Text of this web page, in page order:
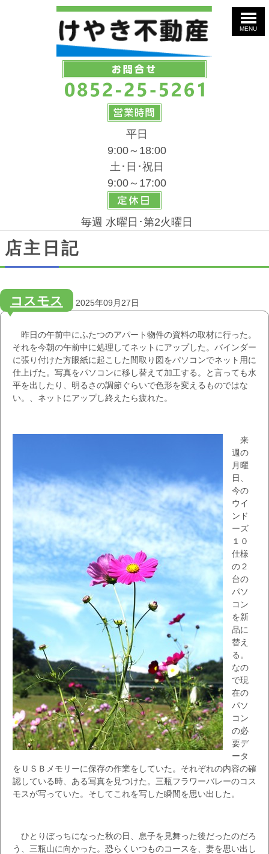
MENU
平日
9:00～18:00
土･日･祝日
9:00～17:00
毎週 水曜日･第2火曜日
店主日記
コスモス 2025年09月27日
昨日の午前中にふたつのアパート物件の資料の取材に行った。
それを今朝の午前中に処理してネットにアップした。バインダー
に張り付けた方眼紙に起こした間取り図をパソコンでネット用に
仕上げた。写真をパソコンに移し替えて加工する。と言っても水
平を出したり、明るさの調節ぐらいで色形を変えるものではな
い。、ネットにアップし終えたら疲れた。
来
週の
月曜
日、
今の
ウイ
ンド
ーズ
１０
仕様
の２
台の
パソ
コン
を新
品に
替え
る。
なの
で現
在の
パソ
コン
の必
要デ
ータ
をＵＳＢメモリーに保存の作業をしていた。それぞれの内容の確
認している時、ある写真を見つけた。三瓶フラワーバレーのコス
モスが写っていた。そしてこれを写した瞬間を思い出した。
ひとりぼっちになった秋の日、息子を見舞った後だったのだろ
う、三瓶山に向かった。恐らくいつものコースを、妻を思い出し